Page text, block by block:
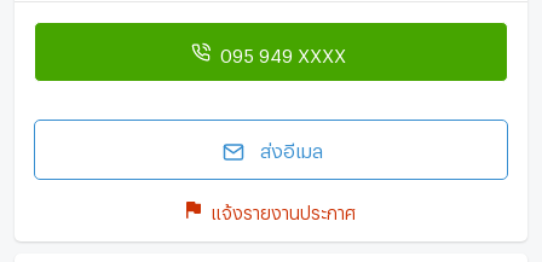
095 949 XXXX
ส่งอีเมล
แจ้งรายงานประกาศ